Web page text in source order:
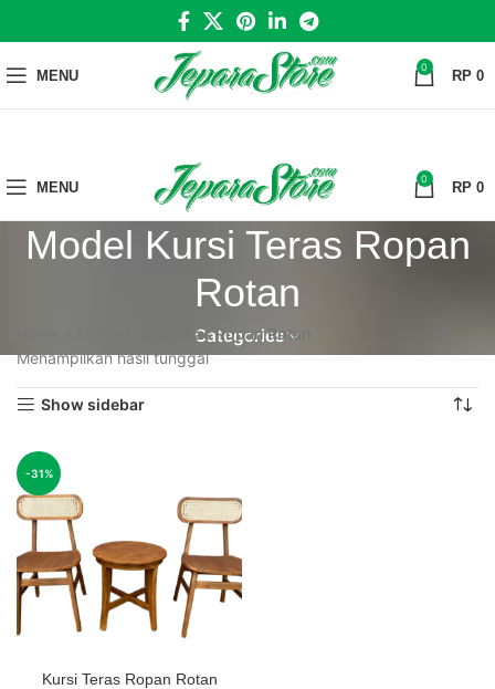
MENU 0 RP 0
MENU 0 RP 0
Model Kursi Teras Ropan
Rotan
Categories
Model Kursi Teras Ropan Rotan
Menampilkan hasil tunggal
Show sidebar
-31%
Kursi Teras Ropan Rotan